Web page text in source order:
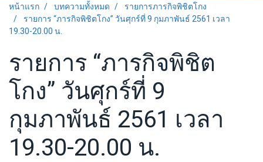
หน้าแรก บทความทั้งหมด
รายการภารกิจพิชิตโกง
รายการ “ภารกิจพิชิตโกง” วันศุกร์ที่ 9 กุมภาพันธ์ 2561 เวลา
19.30-20.00 น.
รายการ “ภารกิจพิชิต
โกง” วันศุกร์ที่ 9
กุมภาพันธ์ 2561 เวลา
19.30-20.00 น.